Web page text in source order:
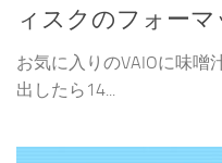
ィスクのフォーマ
お気に入りのVAIOに味噌
出したら14...